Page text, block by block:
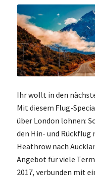
Ihr wollt in den
Mit diesem Flug-
über London lohnen:
den Hin- und Rückflug
Heathrow nach
Angebot für viele
2017, verbunden mit